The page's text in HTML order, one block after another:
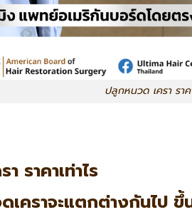
ปลูกหนวด เครา ราค
ราคาเท่าไร
เคราจะแตกต่างกันไป